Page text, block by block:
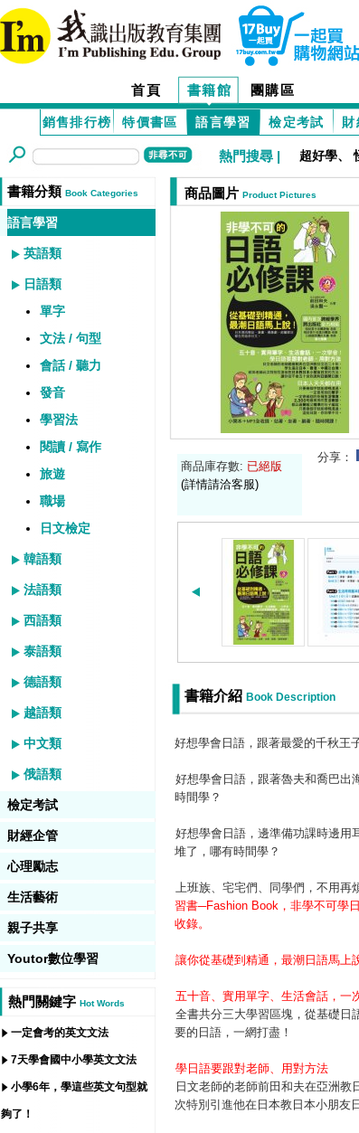
首頁 書籍館 團購區
銷售排行榜 特價書區 語言學習 檢定考試 財
熱門搜尋 | 超好學、
書籍分類 Book Categories
語言學習
英語類
日語類
單字
文法 / 句型
會話 / 聽力
發音
學習法
閱讀 / 寫作
旅遊
職場
日文檢定
韓語類
法語類
西語類
泰語類
德語類
越語類
中文類
俄語類
檢定考試
財經企管
心理勵志
生活藝術
親子共享
Youtor數位學習
熱門關鍵字 Hot Words
一定會考的英文文法
7天學會國中小學英文文法
小學6年，學這些英文句型就
夠了！
商品圖片 Product Pictures
商品庫存數: 已絕版
(詳情請洽客服)
分享：
書籍介紹 Book Description
好想學會日語，跟著最愛的千秋王
好想學會日語，跟著魯夫和喬巴出
時間學？
好想學會日語，邊準備功課時邊用
堆了，哪有時間學？
上班族、宅宅們、同學們，不用再
習書─Fashion Book，非學不可學
收錄。
讓你從基礎到精通，最潮日語馬上
五十音、實用單字、生活會話，一
全書共分三大學習區塊，從基礎日
要的日語，一網打盡！
學日語要跟對老師、用對方法
日文老師的老師前田和夫在亞洲
次特別引進他在日本教日本小朋友